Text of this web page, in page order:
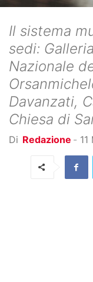
Il sistema
sedi:
Nazionale
Davanzati,
Chiesa di
Di Redazione -